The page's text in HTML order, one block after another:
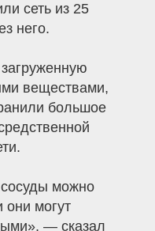
сеть из 25
него.
веществами,
большое
можно
они могут
— сказал